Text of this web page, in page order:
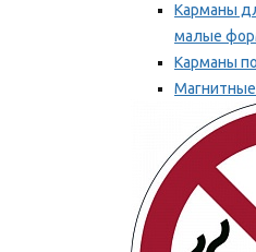
Карманы
малые
Карманы
Мы